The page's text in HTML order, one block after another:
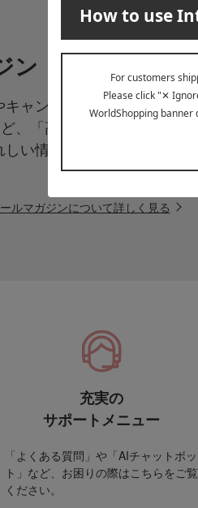
ン
ャンペーン、新着・SAL
、「高島屋オンラインス
い情報をお届けいたしま
ルマガジンについて詳しく見る
充実の
サポートメニュー
「よくある質問」や「AIチャットボッ
ト」など、お困りの際はこちらをご覧
ください。